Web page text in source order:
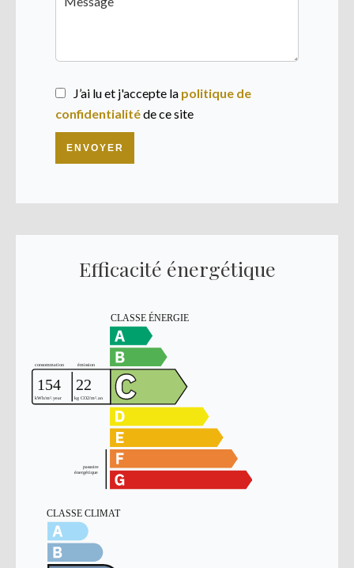
J’ai lu et j'accepte la politique de
confidentialitéde ce site
ENVOYER
Efficacité énergétique